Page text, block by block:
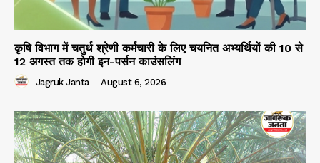
कृषि विभाग में चतुर्थ श्रेणी कर्मचारी के लिए चयनित अभ्यर्थियों की 10 से
12 अगस्त तक होगी इन-पर्सन काउंसलिंग
Jagruk Janta - August 6, 2026